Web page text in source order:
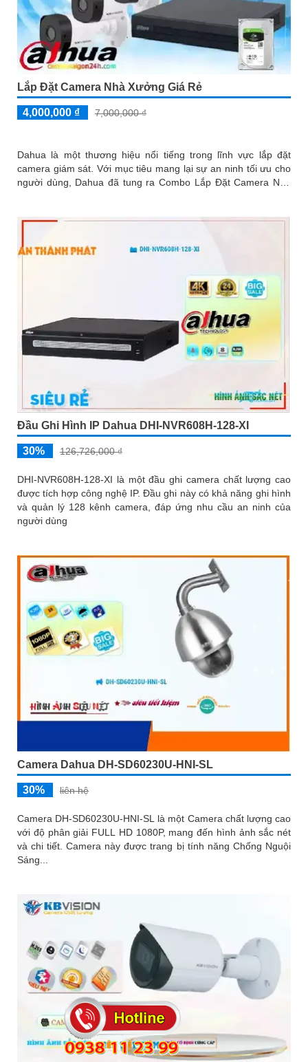
Lắp Đặt Camera Nhà Xưởng Giá Rẻ
4,000,000 ₫ 7,000,000 ₫
Dahua là một thương hiệu nổi tiếng trong lĩnh vực lắp đặt
camera giám sát. Với mục tiêu mang lại sự an ninh tối ưu cho
người dùng, Dahua đã tung ra Combo Lắp Đặt Camera Nhà
Đầu Ghi Hình IP Dahua DHI-NVR608H-128-XI
30% 126,726,000 ₫
DHI-NVR608H-128-XI là một đầu ghi camera chất lượng cao
được tích hợp công nghệ IP. Đầu ghi này có khả năng ghi hình
và quản lý 128 kênh camera, đáp ứng nhu cầu an ninh của
người dùng
Camera Dahua DH-SD60230U-HNI-SL
30% liên hệ
Camera DH-SD60230U-HNI-SL là một Camera chất lượng cao
với độ phân giải FULL HD 1080P, mang đến hình ảnh sắc nét
và chi tiết. Camera này được trang bị tính năng Chống Nguội
Sáng...